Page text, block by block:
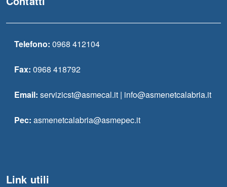
Telefono: 0968 412104
Fax: 0968 418792
Email: servizicst@asmecal.it | info@asmenetcalabria.it
Pec: asmenetcalabria@asmepec.it
Link utili